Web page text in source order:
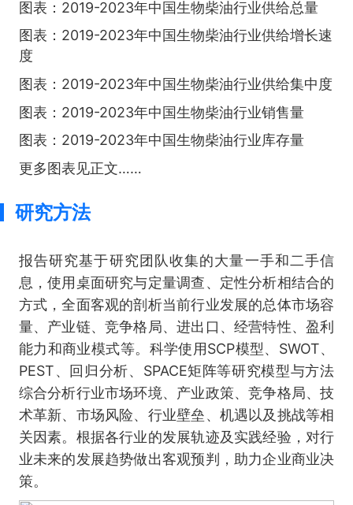
图表：2019-2023年中国生物柴油行业供给总量
图表：2019-2023年中国生物柴油行业供给增长速
度
图表：2019-2023年中国生物柴油行业供给集中度
图表：2019-2023年中国生物柴油行业销售量
图表：2019-2023年中国生物柴油行业库存量
更多图表见正文……
研究方法
报告研究基于研究团队收集的大量一手和二手信
息，使用桌面研究与定量调查、定性分析相结合的
方式，全面客观的剖析当前行业发展的总体市场容
量、产业链、竞争格局、进出口、经营特性、盈利
能力和商业模式等。科学使用SCP模型、SWOT、
PEST、回归分析、SPACE矩阵等研究模型与方法
综合分析行业市场环境、产业政策、竞争格局、技
术革新、市场风险、行业壁垒、机遇以及挑战等相
关因素。根据各行业的发展轨迹及实践经验，对行
业未来的发展趋势做出客观预判，助力企业商业决
策。